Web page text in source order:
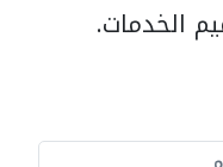
الخدمات.